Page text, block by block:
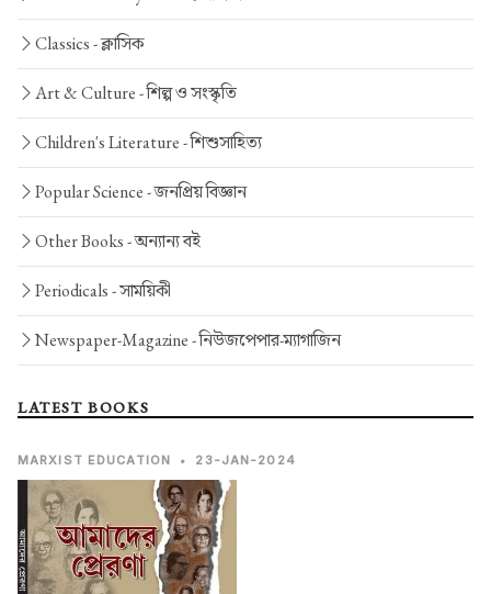
Classics -ক্লাসিক
Art & Culture -শিল্প ও সংস্কৃতি
Children's Literature -শিশুসাহিত্য
Popular Science -জনপ্রিয় বিজ্ঞান
Other Books -অন্যান্য বই
Periodicals -সাময়িকী
Newspaper-Magazine -নিউজপেপার-ম্যাগাজিন
LATEST BOOKS
MARXIST EDUCATION • 23-JAN-2024